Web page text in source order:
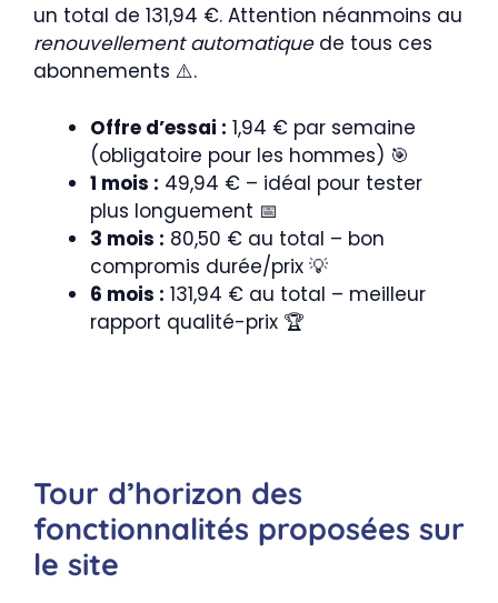
un total de 131,94 €. Attention néanmoins au
renouvellement automatiquede tous ces
abonnements ⚠️.
Offre d’essai : 1,94 € par semaine
(obligatoire pour les hommes) 🎯
1 mois : 49,94 € – idéal pour tester
plus longuement 📅
3 mois : 80,50 € au total – bon
compromis durée/prix 💡
6 mois : 131,94 € au total – meilleur
rapport qualité-prix 🏆
Tour d’horizon des
fonctionnalités proposées sur
le site